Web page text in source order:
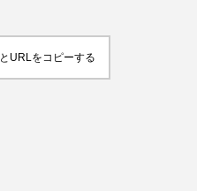
URLをコピーする